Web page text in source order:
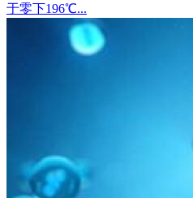
于零下196℃...